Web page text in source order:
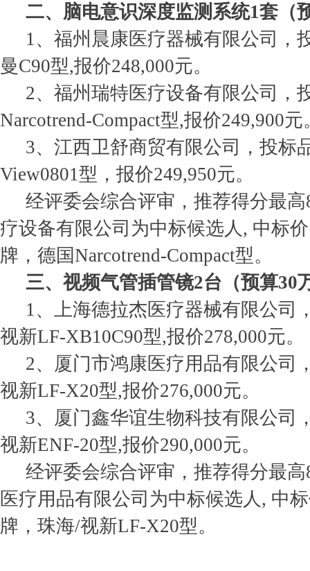
二、脑电意识深度监测系统1套（
1、福州晨康医疗器械有限公司，
曼C90型,报价248,000元。
2、福州瑞特医疗设备有限公司，
Narcotrend-Compact型,报价249,900元
3、江西卫舒商贸有限公司，投标
View0801型，报价249,950元。
经评委会综合评审，推荐得分最
疗设备有限公司为中标候选人, 中标
牌，德国Narcotrend-Compact型。
三、视频气管插管镜2台（预算30
1、上海德拉杰医疗器械有限公司
视新LF-XB10C90型,报价278,000元。
2、厦门市鸿康医疗用品有限公司
视新LF-X20型,报价276,000元。
3、厦门鑫华谊生物科技有限公司
视新ENF-20型,报价290,000元。
经评委会综合评审，推荐得分最
医疗用品有限公司为中标候选人, 中
牌，珠海/视新LF-X20型。